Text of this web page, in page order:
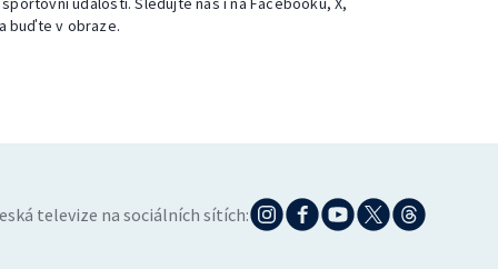
buďte v obraze.
televize na sociálních sítích: